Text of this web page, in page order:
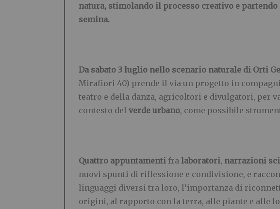
natura, stimolando il processo creativo e partendo
semina.
Da sabato 3 luglio nello scenario naturale di Orti
Mirafiori 40) prende il via un progetto in
teatro e della danza, agricoltori e divulgatori, per
contesto del verde urbano, come possibile
Quattro appuntamenti fra laboratori, narrazioni
nuovi spunti di riflessione e condivisione, e
linguaggi diversi tra loro, l’importanza di
origini, al rapporto con la terra, alle piante e alle